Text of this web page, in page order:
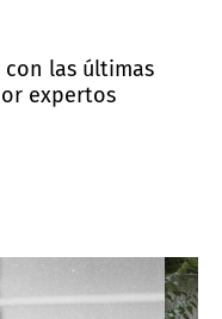
las últimas
expertos